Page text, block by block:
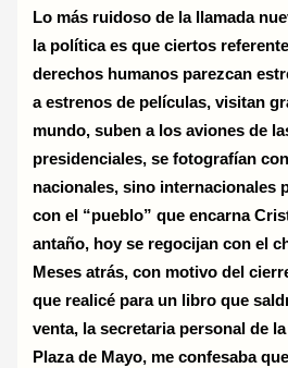
Lo más ruidoso de la llamada
la política es que ciertos
derechos humanos parezcan
a estrenos de películas, visitan
mundo, suben a los aviones de
presidenciales, se fotografían
nacionales, sino internacionales
con el “pueblo” que encarna
antaño, hoy se regocijan con el
Meses atrás, con motivo del
que realicé para un libro que
venta, la secretaria personal de
Plaza de Mayo, me confesaba